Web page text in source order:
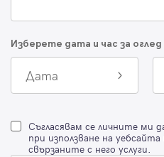
Изберете дата и час за
Дата
Съгласявам се личните ми
при използване на
свързаните с него услуги.